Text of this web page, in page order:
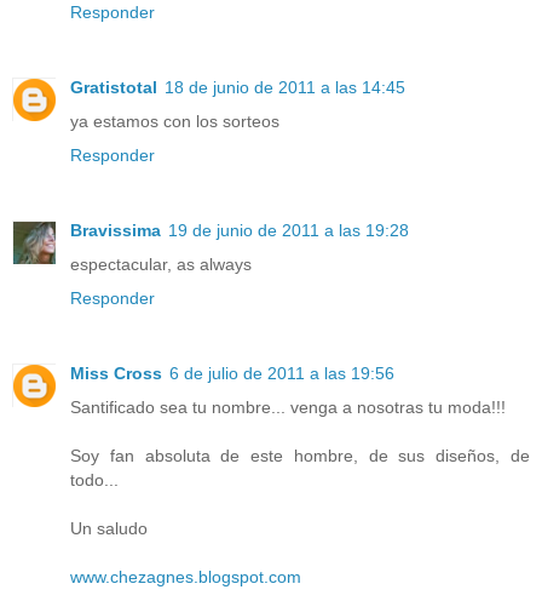
Responder
Gratistotal 18 de junio de 2011 a las 14:45
ya estamos con los sorteos
Responder
Bravissima 19 de junio de 2011 a las 19:28
espectacular, as always
Responder
Miss Cross 6 de julio de 2011 a las 19:56
Santificado sea tu nombre... venga a nosotras tu moda!!!
Soy fan absoluta de este hombre, de sus diseños, de
todo...
Un saludo
www.chezagnes.blogspot.com